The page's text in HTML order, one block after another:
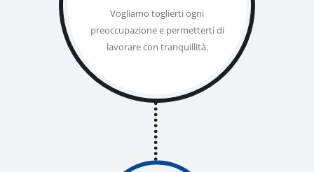
Vogliamo toglierti ogni
preoccupazione e permetterti di
lavorare con tranquillità.